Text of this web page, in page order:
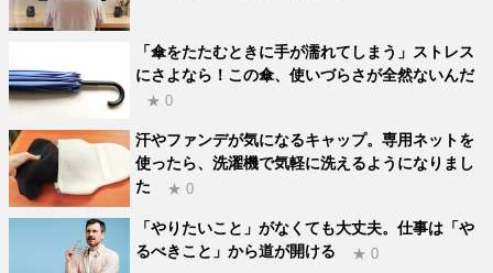
「傘をたたむときに手が濡れてしまう」ストレス
にさよなら！この傘、使いづらさが全然ないんだ
★ 0
汗やファンデが気になるキャップ。専用ネットを
使ったら、洗濯機で気軽に洗えるようになりまし
た
★ 0
「やりたいこと」がなくても大丈夫。仕事は「や
るべきこと」から道が開ける
★ 0